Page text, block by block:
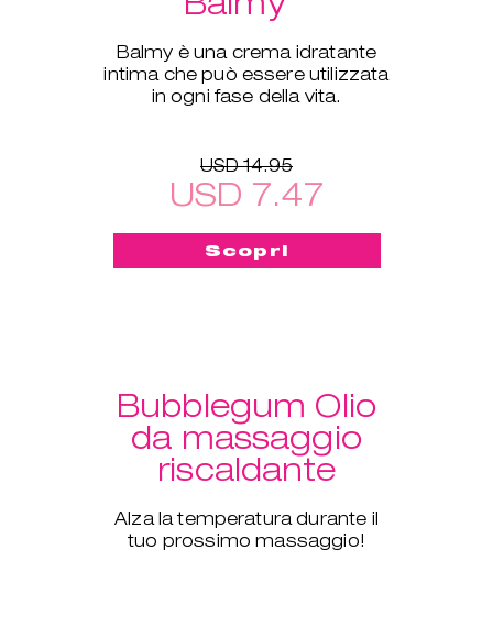
Balmy è una crema idratante
intima che può essere utilizzata
in ogni fase della vita.
USD 14.95
USD 7.47
Scopri
Bubblegum Olio
da massaggio
riscaldante
Alza la temperatura durante il
tuo prossimo massaggio!